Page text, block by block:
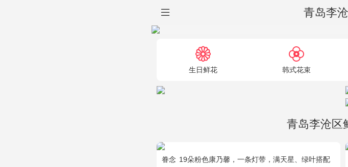
青岛李
生日鲜花 韩式花束
青岛李沧区
眷念 19朵粉色康乃馨，一条灯带，满天星、绿叶搭配